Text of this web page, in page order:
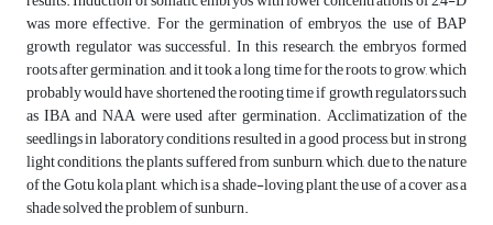
was more effective. For the germination of embryos, the use of BAP
growth regulator was successful. In this research, the embryos formed
roots after germination, and it took a long time for the roots to grow, which
probably would have shortened the rooting time if growth regulators such
as IBA and NAA were used after germination. Acclimatization of the
seedlings in laboratory conditions resulted in a good process, but in strong
light conditions, the plants suffered from sunburn, which, due to the nature
of the Gotu kola plant, which is a shade-loving plant, the use of a cover as a
shade solved the problem of sunburn.